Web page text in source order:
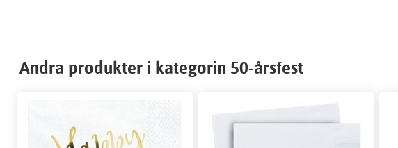
Andra produkter i kategorin 50-årsfest